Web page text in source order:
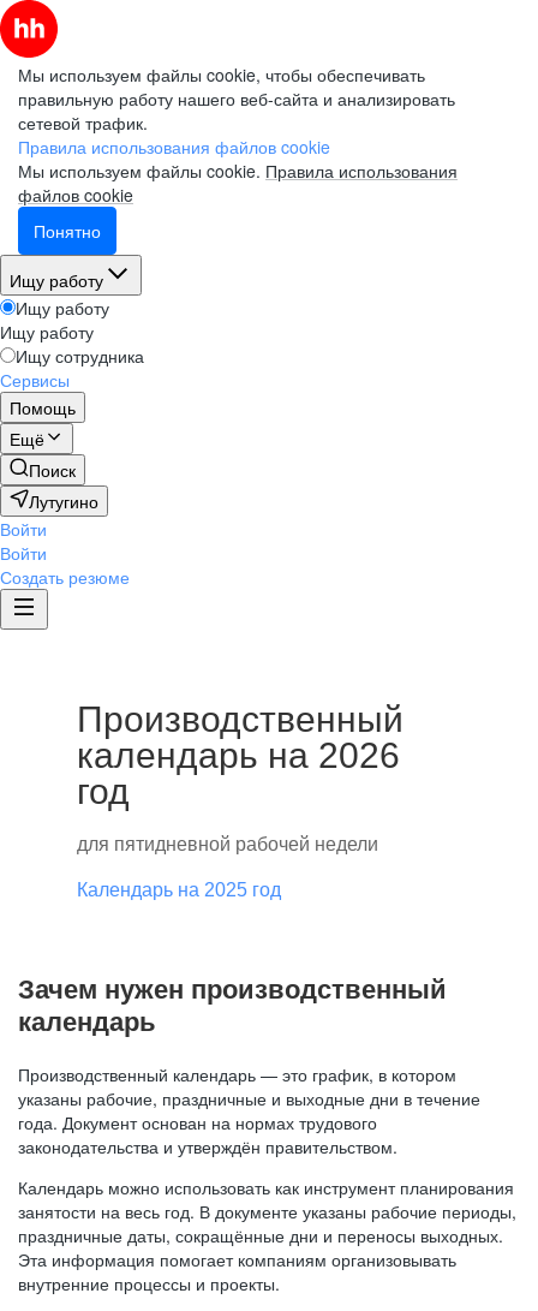
Мы используем файлы cookie, чтобы обеспечивать
правильную работу нашего веб-сайта и анализировать
сетевой трафик.
Правила использования файлов cookie
Мы используем файлы cookie. Правила использования
файлов cookie
Понятно
Ищу работу
Ищу работу
Ищу работу
Ищу сотрудника
Сервисы
Помощь
Ещё
Поиск
Лутугино
Войти
Войти
Создать резюме
Производственный
календарь на 2026
год
для пятидневной рабочей недели
Календарь на 2025 год
Зачем нужен производственный
календарь
Производственный календарь — это график, в котором
указаны рабочие, праздничные и выходные дни в течение
года. Документ основан на нормах трудового
законодательства и утверждён правительством.
Календарь можно использовать как инструмент планирования
занятости на весь год. В документе указаны рабочие периоды,
праздничные даты, сокращённые дни и переносы выходных.
Эта информация помогает компаниям организовывать
внутренние процессы и проекты.